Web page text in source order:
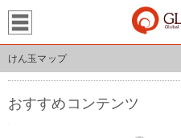
けん玉マップ
おすすめコンテンツ